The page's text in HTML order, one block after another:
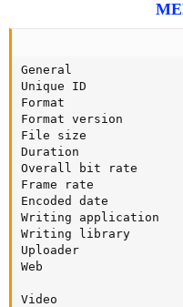
General
Unique ID
Format
Format version
File size
Duration
Overall bit rate
Frame rate
Encoded date
Writing application
Writing library
Uploader
Web
Video